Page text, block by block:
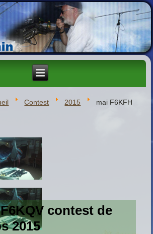
Contest 2015 mai F6KFH
contest de
2015